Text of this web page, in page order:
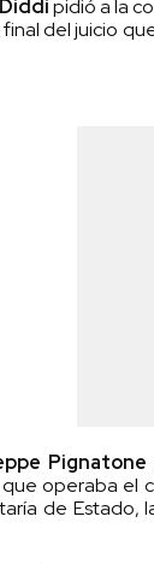
pidió a la
del juicio
Pignatone
operaba el
de Estado,